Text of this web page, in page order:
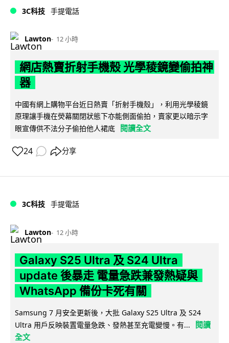
3C科技 手提電話
Lawton 12 小時
網店熱賣折射手機殼 光學稜鏡變偷拍神
器
中國有網上購物平台近日熱賣「折射手機殼」，利用光學稜鏡
原理讓手機在熒幕關閉狀態下亦能側面偷拍，賣家更以暗示字
眼宣傳供不法分子偷拍他人裙底 閱讀全文
24 分享
3C科技 手提電話
Lawton 12 小時
Galaxy S25 Ultra 及 S24 Ultra
update 後暴走 電量急跌兼發熱疑與
WhatsApp 備份卡死有關
Samsung 7 月安全更新後，大批 Galaxy S25 Ultra 及 S24
Ultra 用戶反映裝置電量急跌、發熱甚至充電變慢。有...
閱讀
全文